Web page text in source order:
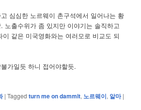
심심한 노르웨이 촌구석에서 일어나는 황
노출수위가 좀 있지만 이야기는 솔직하고
같은 미국영화와는 여러모로 비교도 되
가일듯 하니 접어야할듯.
|Tagged turn me on dammit, 노르웨이, 알마 |